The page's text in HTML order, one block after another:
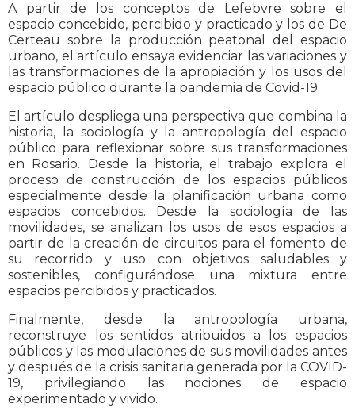
A partir de los conceptos de Lefebvre sobre el
espacio concebido, percibido y practicado y los de De
Certeau sobre la producción peatonal del espacio
urbano, el artículo ensaya evidenciar las variaciones y
las transformaciones de la apropiación y los usos del
espacio público durante la pandemia de Covid-19.
El artículo despliega una perspectiva que combina la
historia, la sociología y la antropología del espacio
público para reflexionar sobre sus transformaciones
en Rosario. Desde la historia, el trabajo explora el
proceso de construcción de los espacios públicos
especialmente desde la planificación urbana como
espacios concebidos. Desde la sociología de las
movilidades, se analizan los usos de esos espacios a
partir de la creación de circuitos para el fomento de
su recorrido y uso con objetivos saludables y
sostenibles, configurándose una mixtura entre
espacios percibidos y practicados.
Finalmente, desde la antropología urbana,
reconstruye los sentidos atribuidos a los espacios
públicos y las modulaciones de sus movilidades antes
y después de la crisis sanitaria generada por la COVID-
19, privilegiando las nociones de espacio
experimentado y vivido.